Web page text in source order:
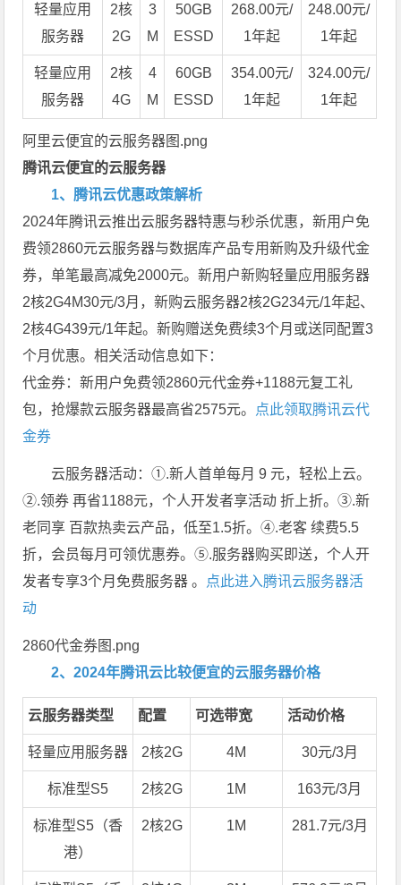
轻量应用
服务器
2核
2G
3
M
50GB
ESSD
268.00元/
1年起
248.00元/
1年起
轻量应用
服务器
2核
4G
4
M
60GB
ESSD
354.00元/
1年起
324.00元/
1年起
阿里云便宜的云服务器图.png
腾讯云便宜的云服务器
1、腾讯云优惠政策解析
2024年腾讯云推出云服务器特惠与秒杀优惠，新用户免
费领2860元云服务器与数据库产品专用新购及升级代金
券，单笔最高减免2000元。新用户新购轻量应用服务器
2核2G4M30元/3月，新购云服务器2核2G234元/1年起、
2核4G439元/1年起。新购赠送免费续3个月或送同配置3
个月优惠。相关活动信息如下：
代金券：新用户免费领2860元代金券+1188元复工礼
包，抢爆款云服务器最高省2575元。 点此领取腾讯云代
金券
云服务器活动：①.新人首单每月 9 元，轻松上云。
②.领券 再省1188元，个人开发者享活动 折上折。③.新
老同享 百款热卖云产品，低至1.5折。④.老客 续费5.5
折，会员每月可领优惠券。⑤.服务器购买即送，个人开
发者专享3个月免费服务器 。 点此进入腾讯云服务器活
动
2860代金券图.png
2、2024年腾讯云比较便宜的云服务器价格
云服务器类型 配置 可选带宽 活动价格
轻量应用服务器 2核2G 4M 30元/3月
标准型S5 2核2G 1M 163元/3月
标准型S5（香
港）
2核2G 1M 281.7元/3月